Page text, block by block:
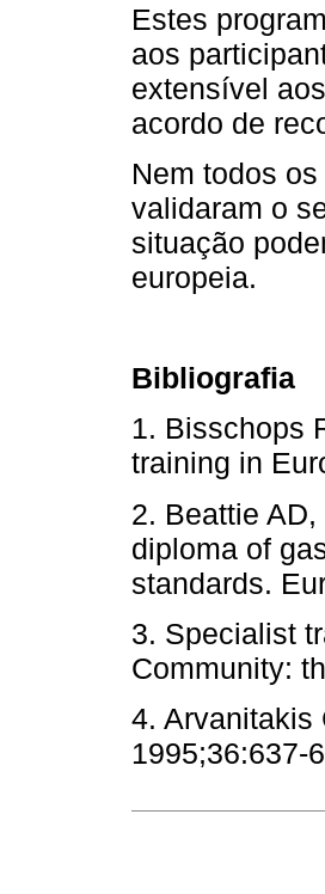
Estes
aos
extensível
acordo de
Nem todos
validaram o
situação
europeia.
Bibliografia
1. Bisschops
training in
2. Beattie
diploma of
standards.
3. Specialist
Community:
4. Arvanitakis
1995;36:637-